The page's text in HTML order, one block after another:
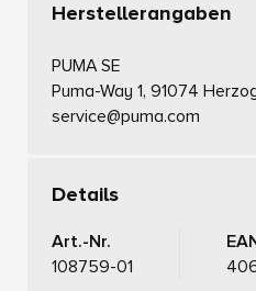
Herstellerangaben
PUMA SE
Puma-Way 1, 91074
service@puma.com
Details
Art.-Nr.
108759-01